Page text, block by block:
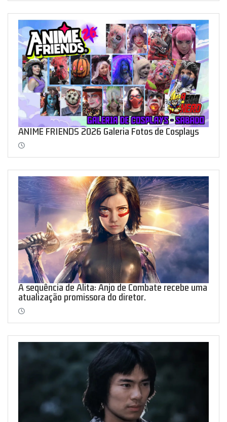
ANIME FRIENDS 2026 Galeria Fotos de Cosplays
A sequência de Alita: Anjo de Combate recebe uma
atualização promissora do diretor.